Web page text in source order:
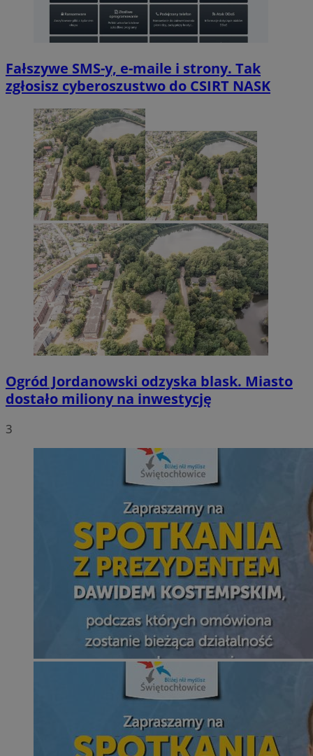
Fałszywe SMS-y, e-maile i strony. Tak
zgłosisz cyberoszustwo do CSIRT NASK
Ogród Jordanowski odzyska blask. Miasto
dostało miliony na inwestycję
3